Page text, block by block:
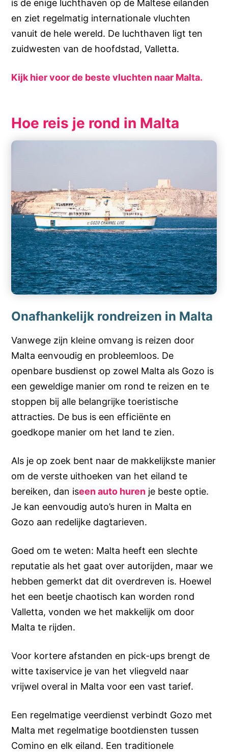
is de enige luchthaven op de Maltese eilanden
en ziet regelmatig internationale vluchten
vanuit de hele wereld. De luchthaven ligt ten
zuidwesten van de hoofdstad, Valletta.
Kijk hier voor de beste vluchten naar Malta.
Hoe reis je rond in Malta
Onafhankelijk rondreizen in Malta
Vanwege zijn kleine omvang is reizen door
Malta eenvoudig en probleemloos. De
openbare busdienst op zowel Malta als Gozo is
een geweldige manier om rond te reizen en te
stoppen bij alle belangrijke toeristische
attracties. De bus is een efficiënte en
goedkope manier om het land te zien.
Als je op zoek bent naar de makkelijkste manier
om de verste uithoeken van het eiland te
bereiken, dan iseen auto huren je beste optie.
Je kan eenvoudig auto’s huren in Malta en
Gozo aan redelijke dagtarieven.
Goed om te weten: Malta heeft een slechte
reputatie als het gaat over autorijden, maar we
hebben gemerkt dat dit overdreven is. Hoewel
het een beetje chaotisch kan worden rond
Valletta, vonden we het makkelijk om door
Malta te rijden.
Voor kortere afstanden en pick-ups brengt de
witte taxiservice je van het vliegveld naar
vrijwel overal in Malta voor een vast tarief.
Een regelmatige veerdienst verbindt Gozo met
Malta met regelmatige bootdiensten tussen
Comino en elk eiland. Een traditionele